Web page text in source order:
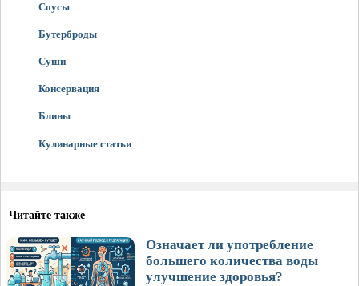
Соусы
Бутерброды
Суши
Консервация
Блины
Кулинарные статьи
Читайте также
Означает ли употребление
большего количества воды
улучшение здоровья?